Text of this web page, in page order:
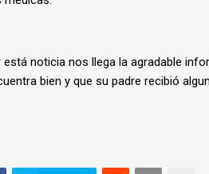
está noticia nos llega la agradable
bien y que su padre recibió